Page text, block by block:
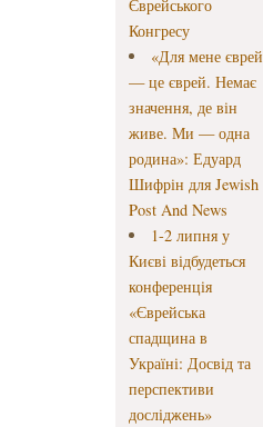
Єврейського
Конгресу
«Для мене єврей
— це єврей. Немає
значення, де він
живе. Ми — одна
родина»: Едуард
Шифрін для Jewish
Post And News
1-2 липня у
Києві відбудеться
конференція
«Єврейська
спадщина в
Україні: Досвід та
перспективи
досліджень»